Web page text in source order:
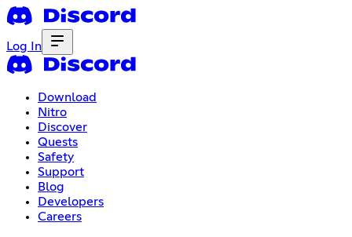
Log In
Download
Nitro
Discover
Quests
Safety
Support
Blog
Developers
Careers